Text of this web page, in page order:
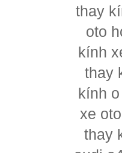
thay
oto
kính
thay
kính
xe
thay